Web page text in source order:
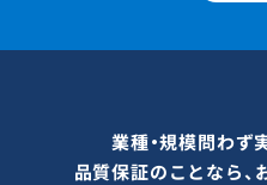
業種・規模問わず
品質保証のことなら